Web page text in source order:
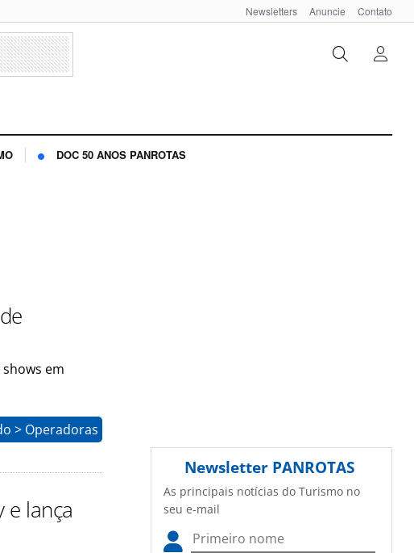
Newsletters Anuncie Contato
DOC 50 ANOS PANROTAS
em
> Operadoras
e lança
Newsletter PANROTAS
As principais notícias do Turismo no
seu e-mail